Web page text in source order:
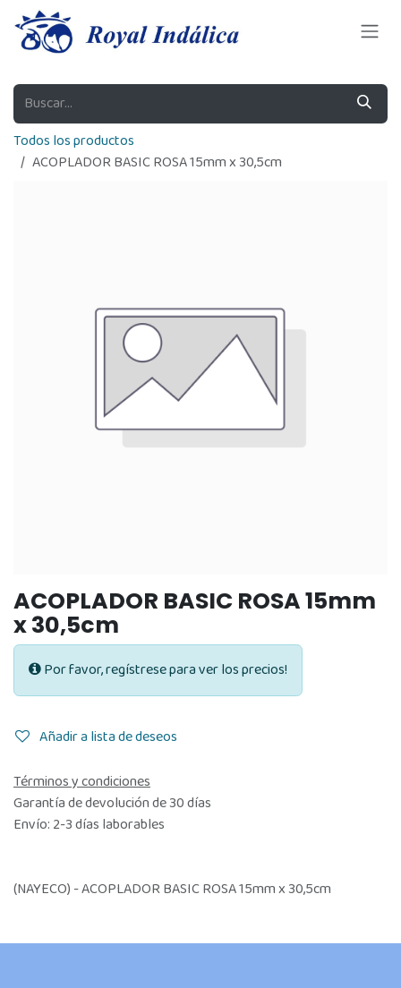
Ir al contenido
Todos los productos
ACOPLADOR BASIC ROSA 15mm x 30,5cm
ACOPLADOR BASIC ROSA 15mm
x 30,5cm
Por favor, regístrese para ver los precios!
Añadir a lista de deseos
Términos y condiciones
Garantía de devolución de 30 días
Envío: 2-3 días laborables
(NAYECO) - ACOPLADOR BASIC ROSA 15mm x 30,5cm